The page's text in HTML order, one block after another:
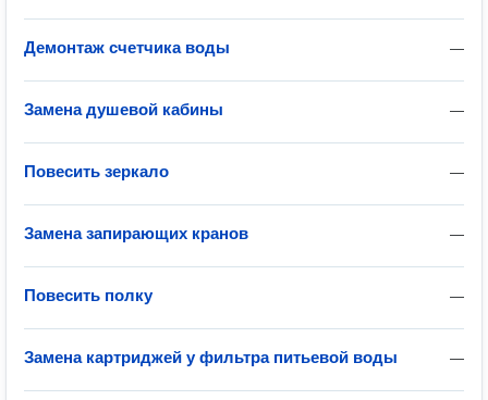
—
Демонтаж счетчика воды
—
Замена душевой кабины
—
Повесить зеркало
—
Замена запирающих кранов
—
Повесить полку
—
Замена картриджей у фильтра питьевой воды